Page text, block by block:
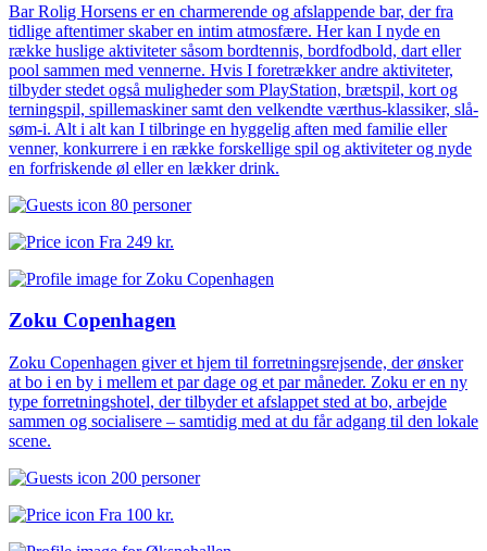
Bar Rolig Horsens er en charmerende og afslappende bar, der fra
tidlige aftentimer skaber en intim atmosfære. Her kan I nyde en
række huslige aktiviteter såsom bordtennis, bordfodbold, dart eller
pool sammen med vennerne. Hvis I foretrækker andre aktiviteter,
tilbyder stedet også muligheder som PlayStation, brætspil, kort og
terningspil, spillemaskiner samt den velkendte værthus-klassiker, slå-
søm-i. Alt i alt kan I tilbringe en hyggelig aften med familie eller
venner, konkurrere i en række forskellige spil og aktiviteter og nyde
en forfriskende øl eller en lækker drink.
80 personer
Fra 249 kr.
Zoku Copenhagen
Zoku Copenhagen giver et hjem til forretningsrejsende, der ønsker
at bo i en by i mellem et par dage og et par måneder. Zoku er en ny
type forretningshotel, der tilbyder et afslappet sted at bo, arbejde
sammen og socialisere – samtidig med at du får adgang til den lokale
scene.
200 personer
Fra 100 kr.